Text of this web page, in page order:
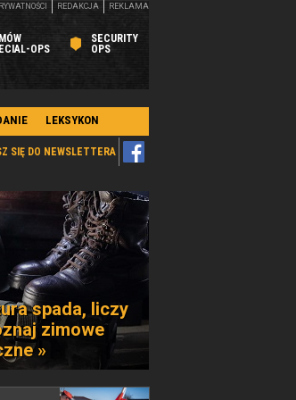
OPS
SECURITY
OPS
REDAKCJA REKLAMA
LEKSYKON
SIĘ DO NEWSLETTERA
spada, liczy
zimowe
»